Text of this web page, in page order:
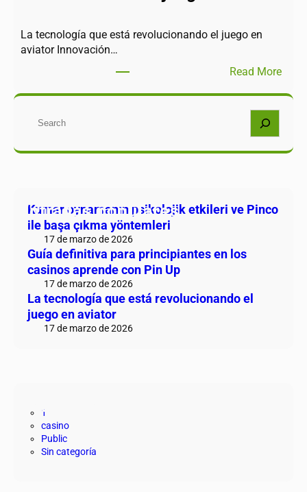
La tecnología que está revolucionando el juego en
aviator Innovación…
Read More
Buscar
Entradas populares
Kumar oynamanın psikolojik etkileri ve Pinco
ile başa çıkma yöntemleri
17 de marzo de 2026
Guía definitiva para principiantes en los
casinos aprende con Pin Up
17 de marzo de 2026
La tecnología que está revolucionando el
juego en aviator
17 de marzo de 2026
Categorías
1
casino
Public
Sin categoría